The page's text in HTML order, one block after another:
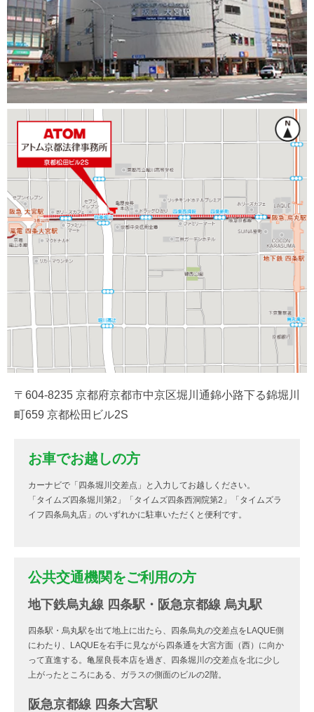
〒604-8235 京都府京都市中京区堀川通錦小路下る錦堀川
町659 京都松田ビル2S
お車でお越しの方
カーナビで「四条堀川交差点」と入力してお越しください。
「タイムズ四条堀川第2」「タイムズ四条西洞院第2」「タイムズラ
イフ四条烏丸店」のいずれかに駐車いただくと便利です。
公共交通機関をご利用の方
地下鉄烏丸線 四条駅・阪急京都線 烏丸駅
四条駅・烏丸駅を出て地上に出たら、四条烏丸の交差点をLAQUE側
にわたり、LAQUEを右手に見ながら四条通を大宮方面（西）に向か
って直進する。亀屋良長本店を過ぎ、四条堀川の交差点を北に少し
上がったところにある、ガラスの側面のビルの2階。
阪急京都線 四条大宮駅